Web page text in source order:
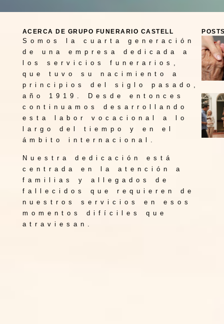
ACERCA DE GRUPO FUNERARIO CASTELL
Somos la cuarta generación
de una empresa dedicada a
los servicios funerarios,
que tuvo su nacimiento a
principios del siglo pasado,
año 1919. Desde entonces
continuamos desarrollando
esta labor vocacional a lo
largo del tiempo y en el
ámbito internacional.
Nuestra dedicación está
centrada en la atención a
familias y allegados de
fallecidos que requieren de
nuestros servicios en esos
momentos difíciles que
atraviesan.